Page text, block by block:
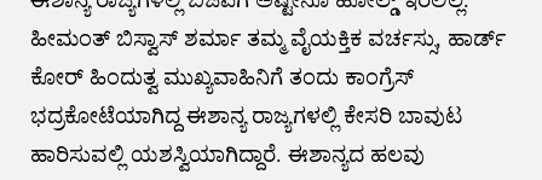
ಹೀಮಂತ್ ಬಿಸ್ವಾಸ್ ಶರ್ಮಾ ತಮ್ಮ ವೈಯಕ್ತಿಕ ವರ್ಚಸ್ಸು, ಹಾರ್ಡ್
ಕೋರ್ ಹಿಂದುತ್ವ ಮುಖ್ಯವಾಹಿನಿಗೆ ತಂದು ಕಾಂಗ್ರೆಸ್
ಭದ್ರಕೋಟೆಯಾಗಿದ್ದ ಈಶಾನ್ಯ ರಾಜ್ಯಗಳಲ್ಲಿ ಕೇಸರಿ ಬಾವುಟ
ಹಾರಿಸುವಲ್ಲಿ ಯಶಸ್ವಿಯಾಗಿದ್ದಾರೆ. ಈಶಾನ್ಯದ ಹಲವು